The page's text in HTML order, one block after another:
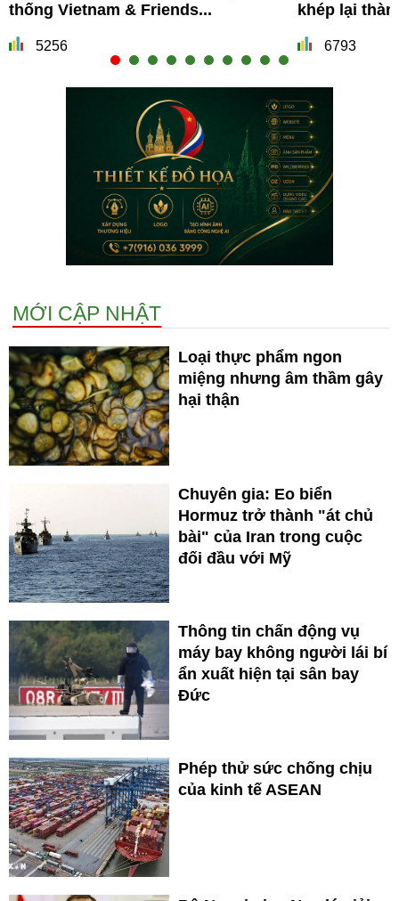
thống Vietnam & Friends...
5256
khép lại
6793
MỚI CẬP NHẬT
Loại thực phẩm ngon
miệng nhưng âm thầm gây
hại thận
Chuyên gia: Eo biển
Hormuz trở thành "át chủ
bài" của Iran trong cuộc
đối đầu với Mỹ
Thông tin chấn động vụ
máy bay không người lái bí
ẩn xuất hiện tại sân bay
Đức
Phép thử sức chống chịu
của kinh tế ASEAN